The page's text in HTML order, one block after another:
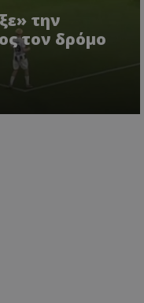
την
τον δρόμο